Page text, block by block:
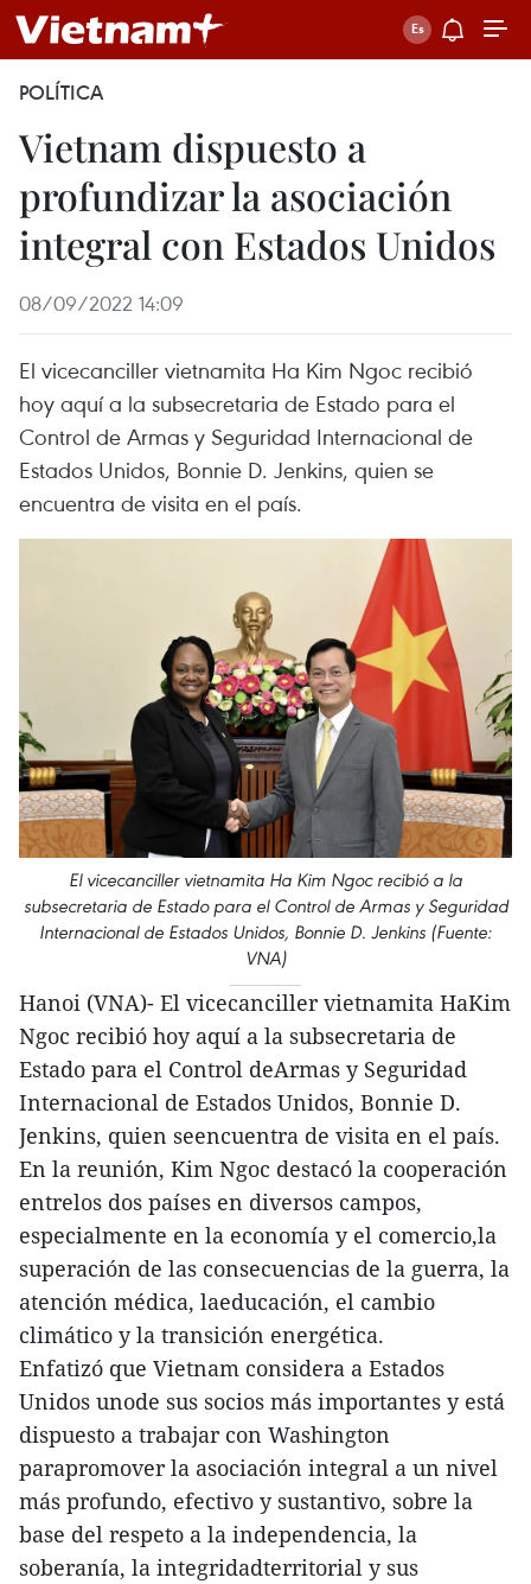
POLÍTICA
Vietnam dispuesto a
profundizar la asociación
integral con Estados Unidos
08/09/2022 14:09
El vicecanciller vietnamita Ha Kim Ngoc recibió
hoy aquí a la subsecretaria de Estado para el
Control de Armas y Seguridad Internacional de
Estados Unidos, Bonnie D. Jenkins, quien se
encuentra de visita en el país.
El vicecanciller vietnamita Ha Kim Ngoc recibió a la
subsecretaria de Estado para el Control de Armas y Seguridad
Internacional de Estados Unidos, Bonnie D. Jenkins (Fuente:
VNA)
Hanoi (VNA)- El vicecanciller vietnamita HaKim
Ngoc recibió hoy aquí a la subsecretaria de
Estado para el Control deArmas y Seguridad
Internacional de Estados Unidos, Bonnie D.
Jenkins, quien seencuentra de visita en el país.
En la reunión, Kim Ngoc destacó la cooperación
entrelos dos países en diversos campos,
especialmente en la economía y el comercio,la
superación de las consecuencias de la guerra, la
atención médica, laeducación, el cambio
climático y la transición energética.
Enfatizó que Vietnam considera a Estados
Unidos unode sus socios más importantes y está
dispuesto a trabajar con Washington
parapromover la asociación integral a un nivel
más profundo, efectivo y sustantivo, sobre la
base del respeto a la independencia, la
soberanía, la integridadterritorial y sus